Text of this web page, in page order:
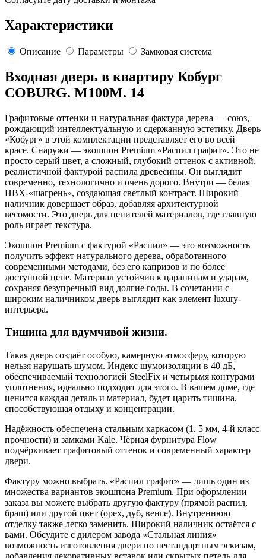
Характеристики
Описание Параметры Замковая система
Входная дверь в квартиру Кобург
COBURG. M100M. 14
Графитовые оттенки и натуральная фактура дерева — союз,
рождающий интеллектуальную и сдержанную эстетику. Дверь
«Кобург» в этой комплектации представляет его во всей
красе. Снаружи — экошпон Premium «Распил графит». Это не
просто серый цвет, а сложный, глубокий оттенок с активной,
реалистичной фактурой распила древесины. Он выглядит
современно, технологично и очень дорого. Внутри — белая
ПВХ-«шагрень», создающая светлый контраст. Широкий
наличник довершает образ, добавляя архитектурной
весомости. Это дверь для ценителей материалов, где главную
роль играет текстура.
Экошпон Premium с фактурой «Распил» — это возможность
получить эффект натурального дерева, обработанного
современными методами, без его капризов и по более
доступной цене. Материал устойчив к царапинам и ударам,
сохраняя безупречный вид долгие годы. В сочетании с
широким наличником дверь выглядит как элемент luxury-
интерьера.
Тишина для вдумчивой жизни.
Такая дверь создаёт особую, камерную атмосферу, которую
нельзя нарушать шумом. Индекс шумоизоляции в 40 дБ,
обеспечиваемый технологией SteelFix и четырьмя контурами
уплотнения, идеально подходит для этого. В вашем доме, где
ценится каждая деталь и материал, будет царить тишина,
способствующая отдыху и концентрации.
Надёжность обеспечена стальным каркасом (1. 5 мм, 4-й класс
прочности) и замками Kale. Чёрная фурнитура Flow
подчёркивает графитовый оттенок и современный характер
двери.
Фактуру можно выбрать. «Распил графит» — лишь один из
множества вариантов экошпона Premium. При оформлении
заказа вы можете выбрать другую фактуру (прямой распил,
браш) или другой цвет (орех, дуб, венге). Внутреннюю
отделку также легко заменить. Широкий наличник остаётся с
вами. Обсудите с дилером завода «Стальная линия»
возможность изготовления двери по нестандартным эскизам,
добавления декоративных вставок или скрытых петель для